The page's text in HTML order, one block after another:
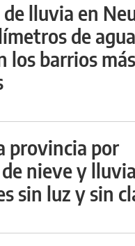
lluvia en
de
los barrios más
provincia por
nieve y
sin luz y sin